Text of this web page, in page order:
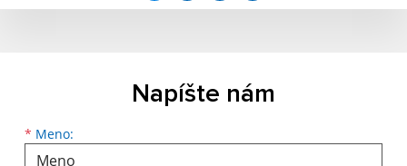
Napíšte nám
* Meno:
Meno
Priezvisko
E-mailová adresa